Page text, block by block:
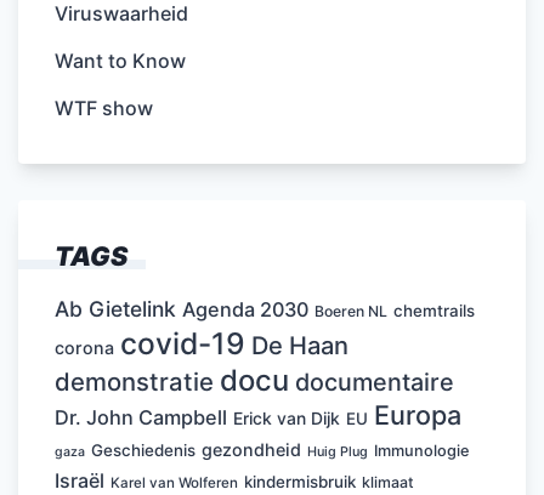
Viruswaarheid
Want to Know
WTF show
TAGS
Ab Gietelink Agenda 2030 Boeren NL chemtrails
corona covid-19 De Haan
demonstratie docu documentaire
Dr. John Campbell Erick van Dijk EU Europa
gaza Geschiedenis gezondheid Huig Plug Immunologie
Israël Karel van Wolferen kindermisbruik klimaat